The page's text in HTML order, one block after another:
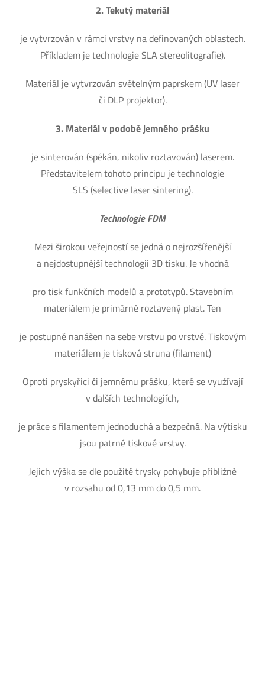
2. Tekutý materiál
je vytvrzován v rámci vrstvy na definovaných oblastech.
Příkladem je technologie SLA stereolitografie).
Materiál je vytvrzován světelným paprskem (UV laser
či DLP projektor).
3. Materiál v podobě jemného prášku
je sinterován (spékán, nikoliv roztavován) laserem.
Představitelem tohoto principu je technologie
SLS (selective laser sintering).
Technologie FDM
Mezi širokou veřejností se jedná o nejrozšířenější
a nejdostupnější technologii 3D tisku. Je vhodná
pro tisk funkčních modelů a prototypů. Stavebním
materiálem je primárně roztavený plast. Ten
je postupně nanášen na sebe vrstvu po vrstvě. Tiskovým
materiálem je tisková struna (filament)
Oproti pryskyřici či jemnému prášku, které se využívají
v dalších technologiích,
je práce s filamentem jednoduchá a bezpečná. Na výtisku
jsou patrné tiskové vrstvy.
Jejich výška se dle použité trysky pohybuje přibližně
v rozsahu od 0,13 mm do 0,5 mm.